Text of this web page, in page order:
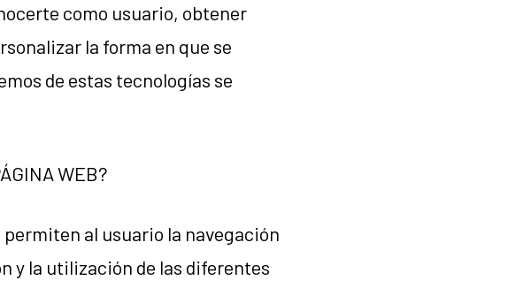
como usuario, obtener
la forma en que se
de estas tecnologías se
WEB?
al usuario la navegación
y la utilización de las diferentes